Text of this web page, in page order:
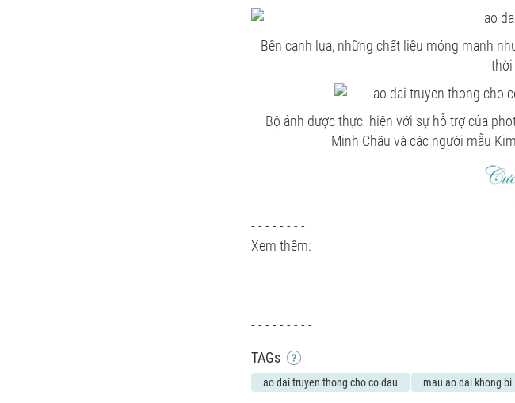
Bên cạnh lụa, những chất liệu mỏng manh
thời
Bộ ảnh được thực hiện với sự hỗ trợ của
Minh Châu và các người mẫu
- - - - - - - -
Xem thêm:
- - - - - - - - -
TAGs
ao dai truyen thong cho co dau mau ao dai khong